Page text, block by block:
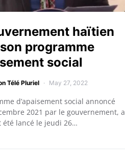
haïtien
programme
social
Télé Pluriel May 27, 2022
d’apaisement social annoncé
2021 par le gouvernement, a
été lancé le jeudi 26…